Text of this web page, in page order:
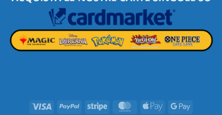
Visa PayPal Stripe MasterCard
Apple
Google